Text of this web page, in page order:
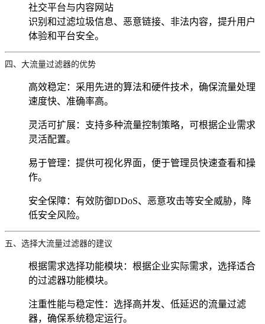
社交平台与内容网站
识别和过滤垃圾信息、恶意链接、非法内容，提升用户
体验和平台安全。
四、大流量过滤器的优势
高效稳定 ：采用先进的算法和硬件技术，确保流量处理
速度快、准确率高。
灵活可扩展：支持多种流量控制策略，可根据企业需求
灵活配置。
易于管理 ：提供可视化界面，便于管理员快速查看和操
作。
安全保障：有效防御DDoS、恶意攻击等安全威胁，降
低安全风险。
五、选择大流量过滤器的建议
根据需求选择功能模块：根据企业实际需求，选择适合
的过滤器功能模块。
注重性能与稳定性 ：选择高并发、低延迟的流量过滤
器，确保系统稳定运行。